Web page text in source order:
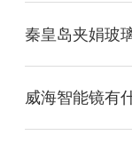
秦皇岛夹娟玻
威海智能镜有